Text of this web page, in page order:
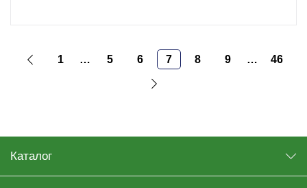
1 … 5 6 7 8 9 … 46
Каталог